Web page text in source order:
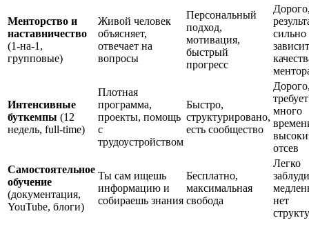
Менторство и
наставничество
(1-на-1,
групповые)
Живой человек
объясняет,
отвечает на
вопросы
Персональный
подход,
мотивация,
быстрый
прогресс
сильно
Интенсивные
буткемпы (12
недель, full-time)
Плотная
программа,
проекты, помощь
с
трудоустройством
Быстро,
структурировано,
есть сообщество
требует
много
отсев
Самостоятельное
обучение
(документация,
YouTube, блоги)
Ты сам ищешь
информацию и
собираешь знания
Бесплатно,
максимальная
свобода
Легко
нет